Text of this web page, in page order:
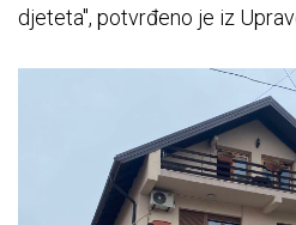
djeteta", potvrđeno je iz